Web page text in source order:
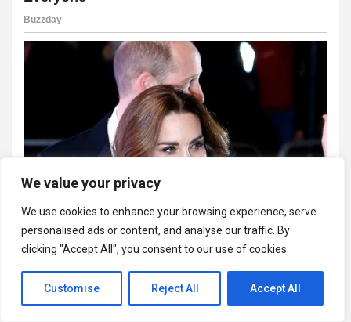
We value your privacy
We use cookies to enhance your browsing experience, serve
personalised ads or content, and analyse our traffic. By
clicking "Accept All", you consent to our use of cookies.
Customise Reject All Accept All